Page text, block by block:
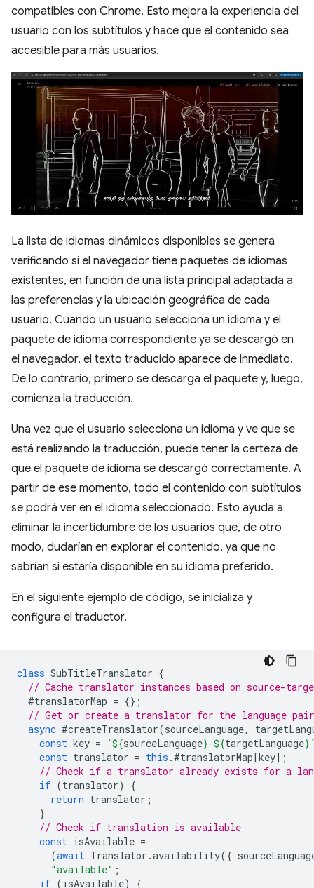
compatibles con Chrome. Esto mejora la experiencia del
usuario con los subtítulos y hace que el contenido sea
accesible para más usuarios.
La lista de idiomas dinámicos disponibles se genera
verificando si el navegador tiene paquetes de idiomas
existentes, en función de una lista principal adaptada a
las preferencias y la ubicación geográfica de cada
usuario. Cuando un usuario selecciona un idioma y el
paquete de idioma correspondiente ya se descargó en
el navegador, el texto traducido aparece de inmediato.
De lo contrario, primero se descarga el paquete y, luego,
comienza la traducción.
Una vez que el usuario selecciona un idioma y ve que se
está realizando la traducción, puede tener la certeza de
que el paquete de idioma se descargó correctamente. A
partir de ese momento, todo el contenido con subtítulos
se podrá ver en el idioma seleccionado. Esto ayuda a
eliminar la incertidumbre de los usuarios que, de otro
modo, dudarían en explorar el contenido, ya que no
sabrían si estaría disponible en su idioma preferido.
En el siguiente ejemplo de código, se inicializa y
configura el traductor.
class SubTitleTranslator {
// Cache translator instances based on source-
#translatorMap = {};
// Get or create a translator for the language pair
async #createTranslator(sourceLanguage,
const key = `${sourceLanguage}-${targetLanguage}
const translator = this .#translatorMap[key];
// Check if a translator already exists for a
if (translator)
{
return translator ;
}
// Check if translation is available
const isAvailable =
(await Translator .availability({
"available" ;
if (isAvailable) {